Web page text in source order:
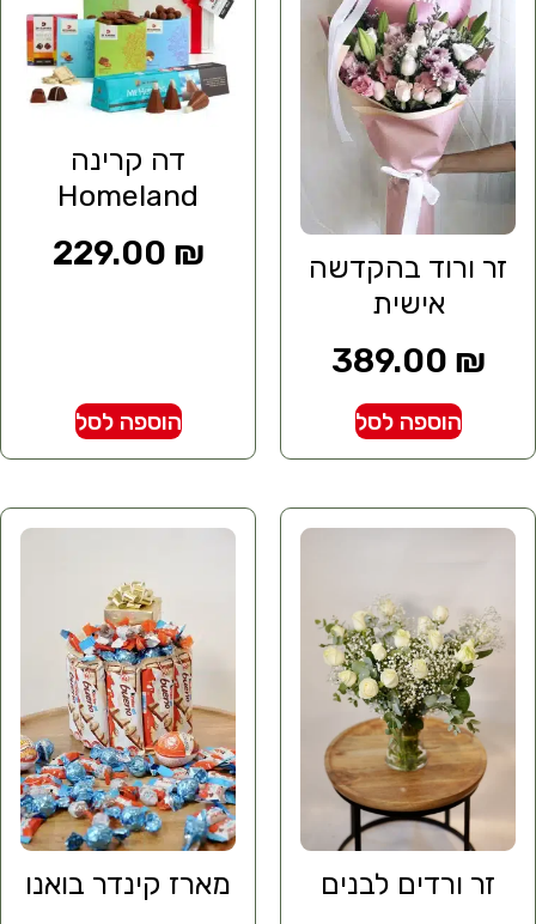
זר ורוד בהקדשה
אישית
389.00 ₪
הוספה לסל
דה קרינה
Homeland
229.00 ₪
הוספה לסל
זר ורדים לבנים מארז קינדר בואנו